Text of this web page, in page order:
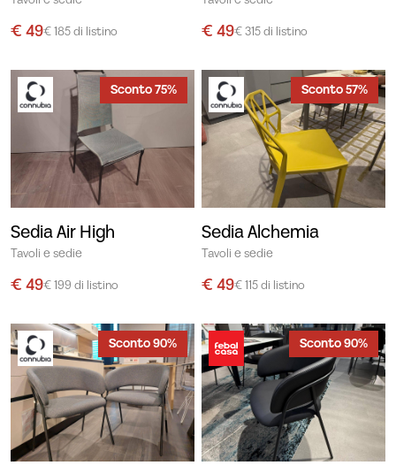
€ 49€ 185 di listino € 49€ 315 di listino
Sconto 75%
Sedia Air High
Tavoli e sedie
€ 49€ 199 di listino
Sconto 57%
Sedia Alchemia
Tavoli e sedie
€ 49€ 115 di listino
Sconto 90% Sconto 90%